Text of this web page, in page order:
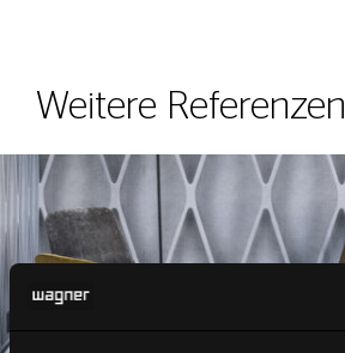
Weitere Referenzen